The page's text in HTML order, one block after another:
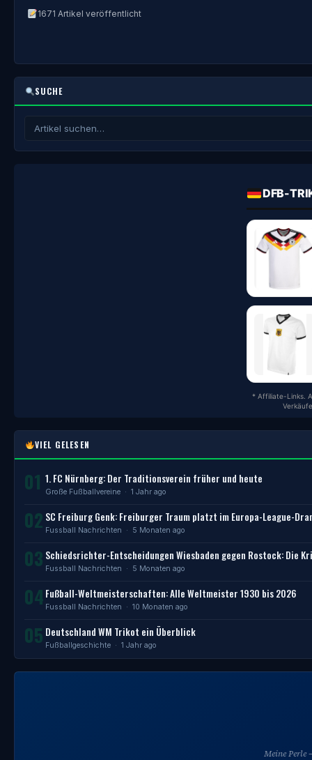
1671 Artikel veröffentlicht
SUCHE
DFB-
* Affiliate-Links.
VIEL GELESEN
01 1. FC Nürnberg: Der Traditionsverein früher und heute
Große Fußballvereine · 1 Jahr ago
02 SC Freiburg Genk: Freiburger Traum platzt im Europa-League-
Fussball Nachrichten · 5 Monaten ago
03 Schiedsrichter-Entscheidungen Wiesbaden gegen Rostock: Die
Fussball Nachrichten · 5 Monaten ago
04 Fußball-Weltmeisterschaften: Alle Weltmeister 1930 bis 2026
Fussball Nachrichten · 10 Monaten ago
05 Deutschland WM Trikot ein Überblick
Fußballgeschichte · 1 Jahr ago
Meine Perle